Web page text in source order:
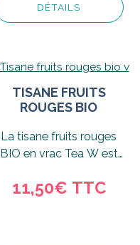
DÉTAILS
TISANE FRUITS
ROUGES BIO
La tisane fruits rouges
BIO en vrac Tea W est
gourmande.
11,50€ TTC